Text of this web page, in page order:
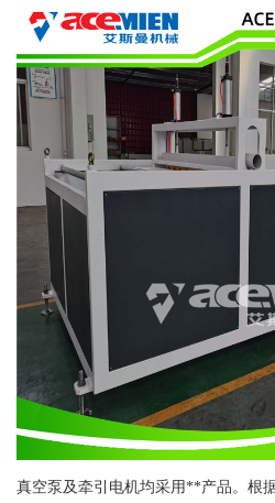
真空泵及牵引电机均采用**产品。根